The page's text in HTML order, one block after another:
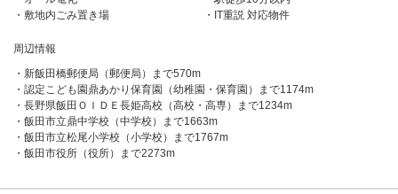
敷地内ごみ置き場
IT重説 対応物件
周辺情報
新飯田橋郵便局（郵便局）まで570m
認定こども園鼎あかり保育園（幼稚園・保育園）まで1174m
長野県飯田ＯＩＤＥ長姫高校（高校・高専）まで1234m
飯田市立鼎中学校（中学校）まで1663m
飯田市立松尾小学校（小学校）まで1767m
飯田市役所（役所）まで2273m